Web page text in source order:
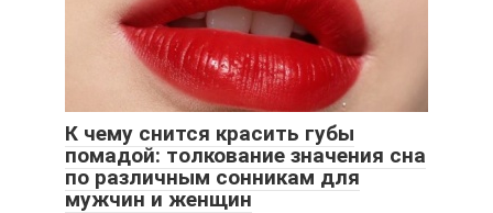
К чему снится красить губы
помадой: толкование значения сна
по различным сонникам для
мужчин и женщин